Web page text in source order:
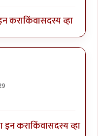
कराकिंवासदस्य व्हा
इन कराकिंवासदस्य व्हा